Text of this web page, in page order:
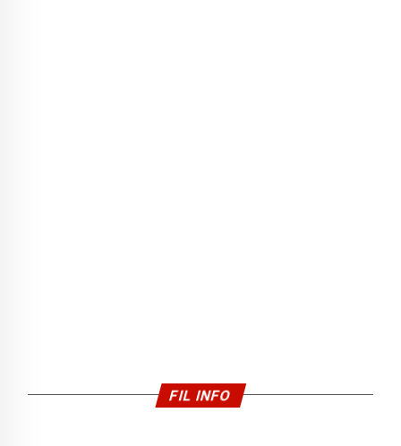
FIL INFO